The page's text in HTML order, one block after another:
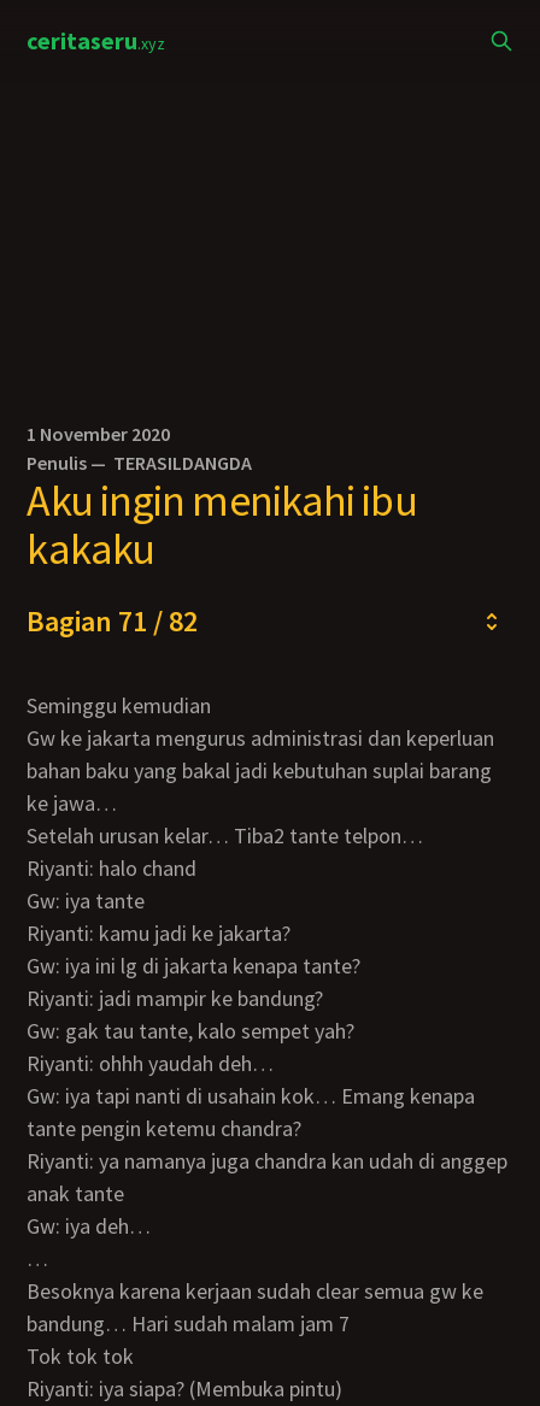
ceritaseru.xyz
1 November 2020
Penulis — TERASILDANGDA
Aku ingin menikahi ibu
kakaku
Bagian 71 / 82
Seminggu kemudian
Gw ke jakarta mengurus administrasi dan keperluan
bahan baku yang bakal jadi kebutuhan suplai barang
ke jawa…
Setelah urusan kelar… Tiba2 tante telpon…
Riyanti: halo chand
Gw: iya tante
Riyanti: kamu jadi ke jakarta?
Gw: iya ini lg di jakarta kenapa tante?
Riyanti: jadi mampir ke bandung?
Gw: gak tau tante, kalo sempet yah?
Riyanti: ohhh yaudah deh…
Gw: iya tapi nanti di usahain kok… Emang kenapa
tante pengin ketemu chandra?
Riyanti: ya namanya juga chandra kan udah di anggep
anak tante
Gw: iya deh…
…
Besoknya karena kerjaan sudah clear semua gw ke
bandung… Hari sudah malam jam 7
Tok tok tok
Riyanti: iya siapa? (Membuka pintu)